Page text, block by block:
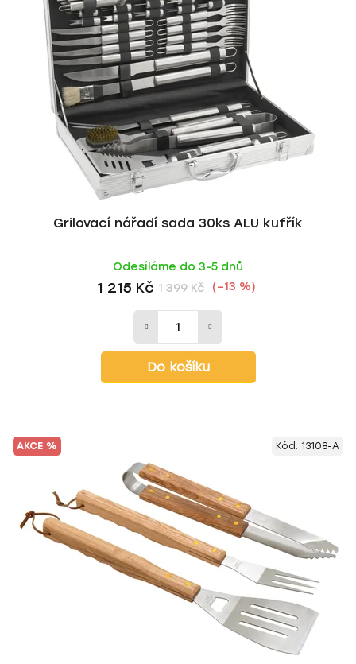
Grilovací nářadí sada 30ks ALU kufřík
Odesíláme do 3-5 dnů
1 215 Kč 1 399 Kč (–13 %)
Do košíku
AKCE % Kód: 13108-A